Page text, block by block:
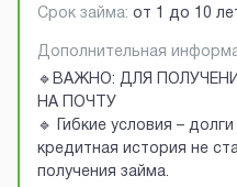
Срок займа: от 1 до 10
Дополнительная
🔹ВАЖНО: ДЛЯ
НА ПОЧТУ
🔹 Гибкие условия –
кредитная история не
получения займа.